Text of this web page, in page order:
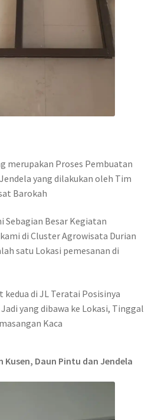
merupakan Proses Pembuatan
yang dilakukan oleh Tim
Barokah
Sebagian Besar Kegiatan
di Cluster Agrowisata Durian
satu Lokasi pemesanan di
di JL Teratai Posisinya
yang dibawa ke Lokasi, Tinggal
Kaca
Kusen, Daun Pintu dan Jendela